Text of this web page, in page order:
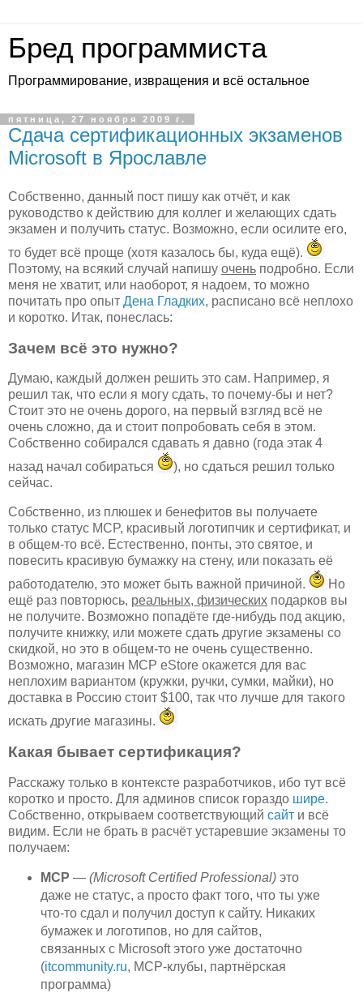
Бред программиста
Программирование, извращения и всё остальное
пятница, 27 ноября 2009 г.
Сдача сертификационных экзаменов
Microsoft в Ярославле
Собственно, данный пост пишу как отчёт, и как
руководство к действию для коллег и желающих сдать
экзамен и получить статус. Возможно, если осилите его,
то будет всё проще (хотя казалось бы, куда ещё).
Поэтому, на всякий случай напишу очень подробно. Если
меня не хватит, или наоборот, я надоем, то можно
почитать про опыт Дена Гладких, расписано всё неплохо
и коротко. Итак, понеслась:
Зачем всё это нужно?
Думаю, каждый должен решить это сам. Например, я
решил так, что если я могу сдать, то почему-бы и нет?
Стоит это не очень дорого, на первый взгляд всё не
очень сложно, да и стоит попробовать себя в этом.
Собственно собирался сдавать я давно (года этак 4
назад начал собираться
), но сдаться решил только
сейчас.
Собственно, из плюшек и бенефитов вы получаете
только статус MCP, красивый логотипчик и сертификат, и
в общем-то всё. Естественно, понты, это святое, и
повесить красивую бумажку на стену, или показать её
работодателю, это может быть важной причиной.
Но
ещё раз повторюсь, реальных, физических подарков вы
не получите. Возможно попадёте где-нибудь под акцию,
получите книжку, или можете сдать другие экзамены со
скидкой, но это в общем-то не очень существенно.
Возможно, магазин MCP eStore окажется для вас
неплохим вариантом (кружки, ручки, сумки, майки), но
доставка в Россию стоит $100, так что лучше для такого
искать другие магазины.
Какая бывает сертификация?
Расскажу только в контексте разработчиков, ибо тут всё
коротко и просто. Для админов список гораздо шире.
Собственно, открываем соответствующий сайт и всё
видим. Если не брать в расчёт устаревшие экзамены то
получаем:
MCP — (Microsoft Certified Professional)это
даже не статус, а просто факт того, что ты уже
что-то сдал и получил доступ к сайту. Никаких
бумажек и логотипов, но для сайтов,
связанных с Microsoft этого уже достаточно
(itcommunity.ru, MCP-клубы, партнёрская
программа)